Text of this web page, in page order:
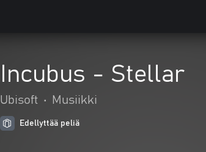
Incubus - Stellar
Ubisoft • Musiikki
Edellyttää peliä